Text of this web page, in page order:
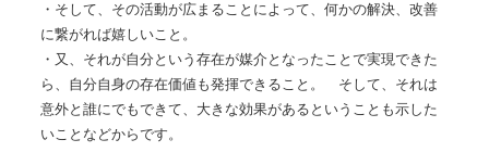
・そして、その活動が広まることによって、何かの解決、改善
に繋がれば嬉しいこと。
・又、それが自分という存在が媒介となったことで実現できた
ら、自分自身の存在価値も発揮できること。 そして、それは
意外と誰にでもできて、大きな効果があるということも示した
いことなどからです。